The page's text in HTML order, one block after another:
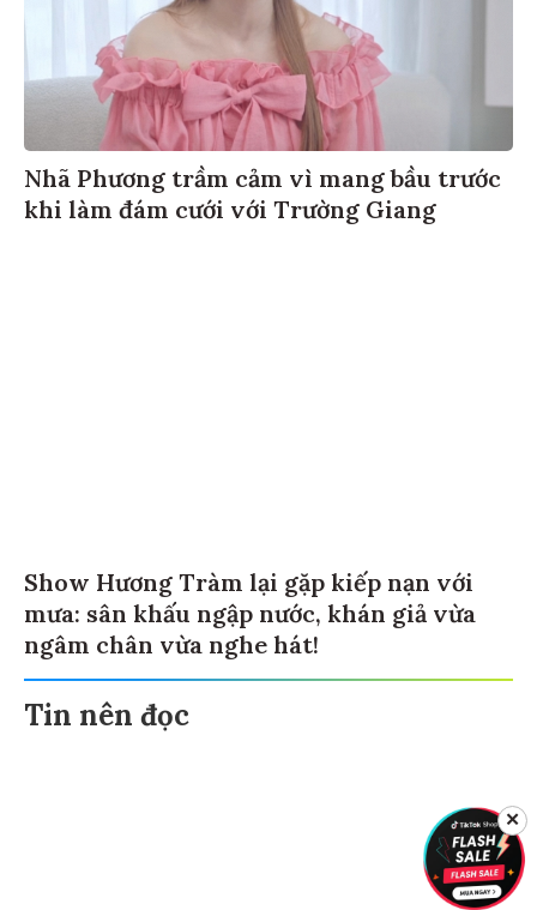
Nhã Phương trầm cảm vì mang bầu trước
khi làm đám cưới với Trường Giang
Show Hương Tràm lại gặp kiếp nạn với
mưa: sân khấu ngập nước, khán giả vừa
ngâm chân vừa nghe hát!
Tin nên đọc
✕